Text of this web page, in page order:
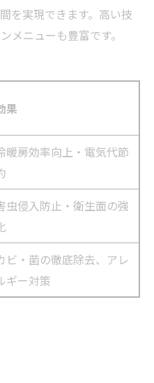
を実現できます。高い技
メニューも豊富です。
果
暖房効率向上・電気代節
虫侵入防止・衛生面の強
ビ・菌の徹底除去、アレ
ギー対策